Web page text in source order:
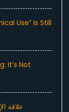
Use” Is Still
It’s Not
علاقة